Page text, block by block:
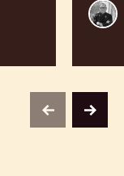
previousnext